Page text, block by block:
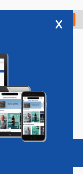
Check in
Vacatures
x